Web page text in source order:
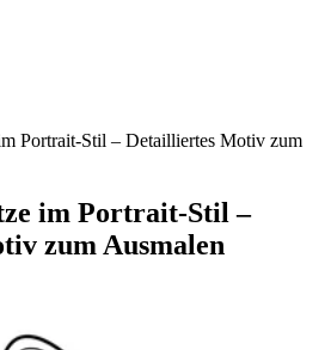
Portrait-Stil – Detailliertes Motiv zum
im Portrait-Stil –
zum Ausmalen